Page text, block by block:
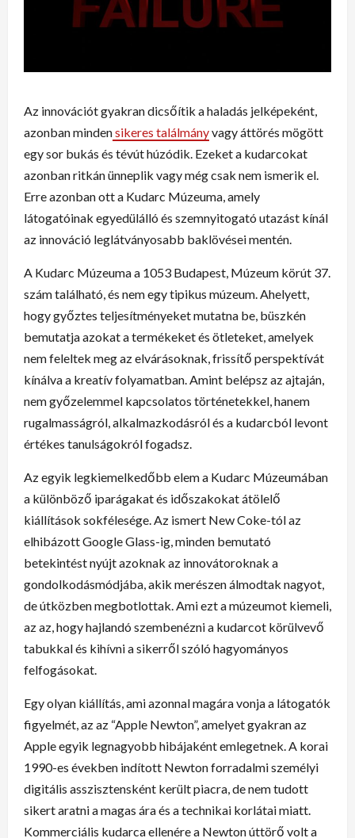
Az innovációt gyakran dicsőítik a haladás jelképeként,
azonban mindensikeres találmányvagy áttörés mögött
egy sor bukás és tévút húzódik. Ezeket a kudarcokat
azonban ritkán ünneplik vagy még csak nem ismerik el.
Erre azonban ott a Kudarc Múzeuma, amely
látogatóinak egyedülálló és szemnyitogató utazást kínál
az innováció leglátványosabb baklövései mentén.
A Kudarc Múzeuma a 1053 Budapest, Múzeum körút 37.
szám található, és nem egy tipikus múzeum. Ahelyett,
hogy győztes teljesítményeket mutatna be, büszkén
bemutatja azokat a termékeket és ötleteket, amelyek
nem feleltek meg az elvárásoknak, frissítő perspektívát
kínálva a kreatív folyamatban. Amint belépsz az ajtaján,
nem győzelemmel kapcsolatos történetekkel, hanem
rugalmasságról, alkalmazkodásról és a kudarcból levont
értékes tanulságokról fogadsz.
Az egyik legkiemelkedőbb elem a Kudarc Múzeumában
a különböző iparágakat és időszakokat átölelő
kiállítások sokfélesége. Az ismert New Coke-tól az
elhibázott Google Glass-ig, minden bemutató
betekintést nyújt azoknak az innovátoroknak a
gondolkodásmódjába, akik merészen álmodtak nagyot,
de útközben megbotlottak. Ami ezt a múzeumot kiemeli,
az az, hogy hajlandó szembenézni a kudarcot körülvevő
tabukkal és kihívni a sikerről szóló hagyományos
felfogásokat.
Egy olyan kiállítás, ami azonnal magára vonja a látogatók
figyelmét, az az “Apple Newton”, amelyet gyakran az
Apple egyik legnagyobb hibájaként emlegetnek. A korai
1990-es években indított Newton forradalmi személyi
digitális asszisztensként került piacra, de nem tudott
sikert aratni a magas ára és a technikai korlátai miatt.
Kommerciális kudarca ellenére a Newton úttörő volt a